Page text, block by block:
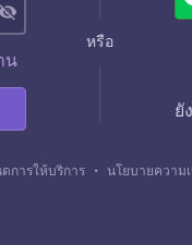
visibility_off
น
หรือ
ยั
การให้บริการ ・ นโยบายความ